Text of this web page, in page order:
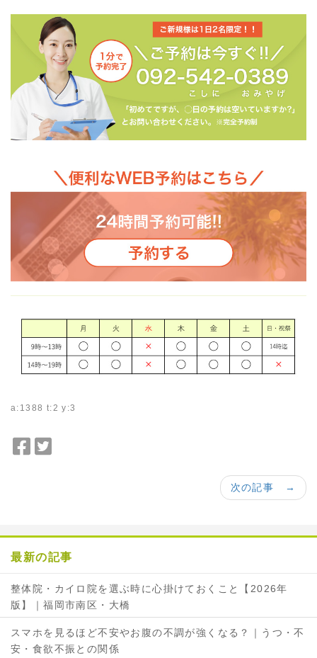
a:1388 t:2 y:3
o
k
シ
r
で
ェ
ア
次の記事 →
最新の記事
整体院・カイロ院を選ぶ時に心掛けておくこと【2026年
版】｜福岡市南区・大橋
スマホを見るほど不安やお腹の不調が強くなる？｜うつ・不
安・食欲不振との関係